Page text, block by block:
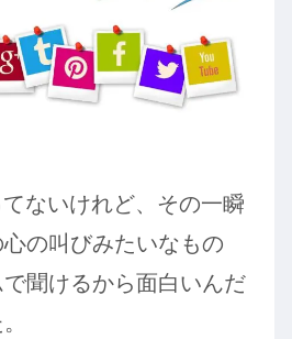
ないけれど、その一瞬
の叫びみたいなもの
聞けるから面白いんだ